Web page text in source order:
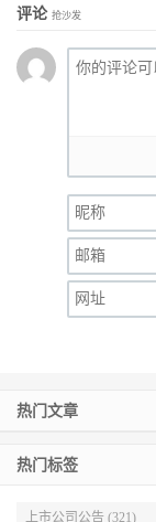
评论 抢沙发
热门文章
热门标签
上市公司公告 (321)